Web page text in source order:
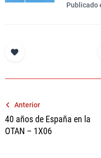
Publicado
Navegación
de
entradas
Anterior
40 años de España en la
OTAN – 1X06